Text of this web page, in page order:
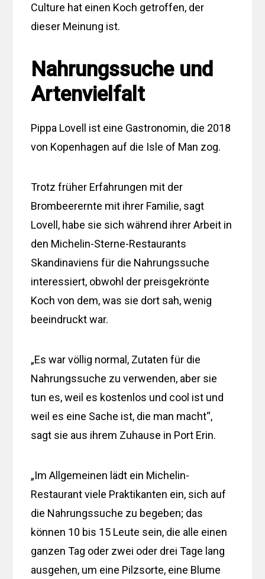
Culture hat einen Koch getroffen, der
dieser Meinung ist.
Nahrungssuche und
Artenvielfalt
Pippa Lovell ist eine Gastronomin, die 2018
von Kopenhagen auf die Isle of Man zog.
Trotz früher Erfahrungen mit der
Brombeerernte mit ihrer Familie, sagt
Lovell, habe sie sich während ihrer Arbeit in
den Michelin-Sterne-Restaurants
Skandinaviens für die Nahrungssuche
interessiert, obwohl der preisgekrönte
Koch von dem, was sie dort sah, wenig
beeindruckt war.
„Es war völlig normal, Zutaten für die
Nahrungssuche zu verwenden, aber sie
tun es, weil es kostenlos und cool ist und
weil es eine Sache ist, die man macht“,
sagt sie aus ihrem Zuhause in Port Erin.
„Im Allgemeinen lädt ein Michelin-
Restaurant viele Praktikanten ein, sich auf
die Nahrungssuche zu begeben; das
können 10 bis 15 Leute sein, die alle einen
ganzen Tag oder zwei oder drei Tage lang
ausgehen, um eine Pilzsorte, eine Blume